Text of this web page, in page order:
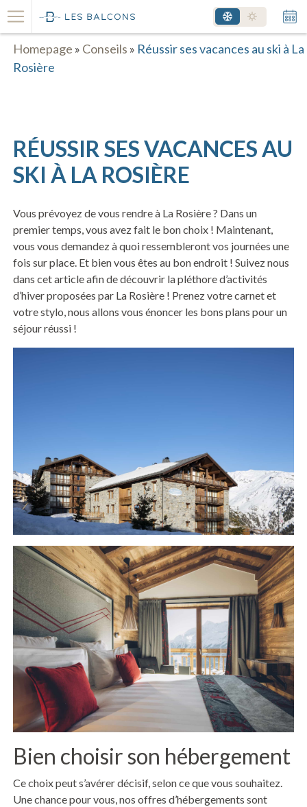
Homepage » Conseils » Réussir ses vacances au ski à La
Rosière
RÉUSSIR SES VACANCES AU
SKI À LA ROSIÈRE
Vous prévoyez de vous rendre à La Rosière ? Dans un
premier temps, vous avez fait le bon choix ! Maintenant,
vous vous demandez à quoi ressembleront vos journées une
fois sur place. Et bien vous êtes au bon endroit ! Suivez nous
dans cet article afin de découvrir la pléthore d’activités
d’hiver proposées par La Rosière ! Prenez votre carnet et
votre stylo, nous allons vous énoncer les bons plans pour un
séjour réussi !
Bien choisir son hébergement
Ce choix peut s’avérer décisif, selon ce que vous souhaitez.
Une chance pour vous, nos offres d’hébergements sont